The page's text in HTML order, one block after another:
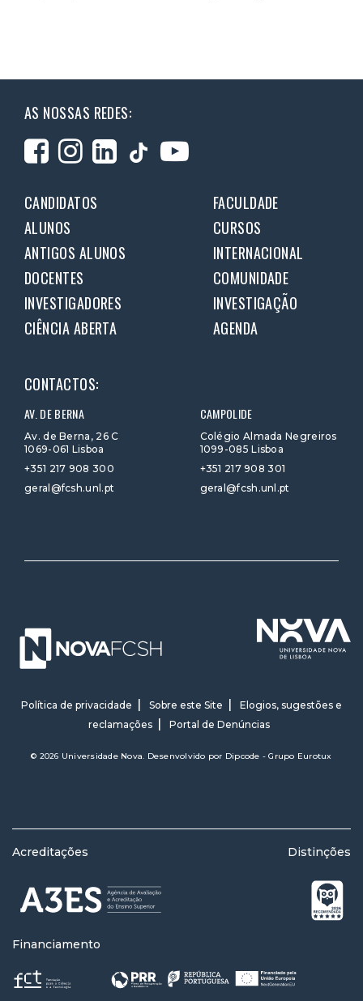
AS NOSSAS REDES:
CANDIDATOS
FACULDADE
ALUNOS
CURSOS
ANTIGOS ALUNOS
INTERNACIONAL
DOCENTES
COMUNIDADE
INVESTIGADORES
INVESTIGAÇÃO
CIÊNCIA ABERTA
AGENDA
CONTACTOS:
AV. DE BERNA
Av. de Berna, 26 C
1069-061 Lisboa
+351 217 908 300
geral@fcsh.unl.pt
CAMPOLIDE
Colégio Almada Negreiros
1099-085 Lisboa
+351 217 908 301
geral@fcsh.unl.pt
Política de privacidade Sobre este Site
Elogios, sugestões e
reclamações
Portal de Denúncias
© 2026 Universidade Nova. Desenvolvido por Dipcode - Grupo Eurotux
Acreditações Distinções
Financiamento